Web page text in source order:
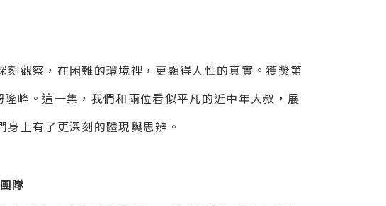
觀察，在困難的環境裡，更顯得人性的真實。獲獎第
峰。這一集，我們和兩位看似平凡的近中年大叔，展
上有了更深刻的體現與思辨。
隊